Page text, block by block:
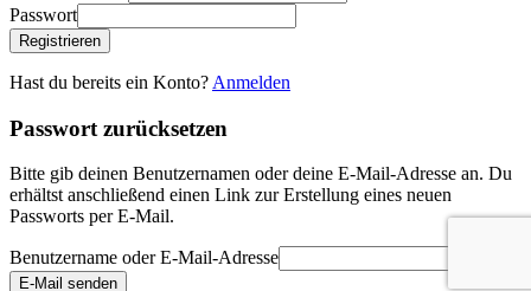
Passwort
Registrieren
Hast du bereits ein Konto? Anmelden
Passwort zurücksetzen
Bitte gib deinen Benutzernamen oder deine E-Mail-Adresse an. Du
erhältst anschließend einen Link zur Erstellung eines neuen
Passworts per E-Mail.
Benutzername oder E-Mail-Adresse
E-Mail senden